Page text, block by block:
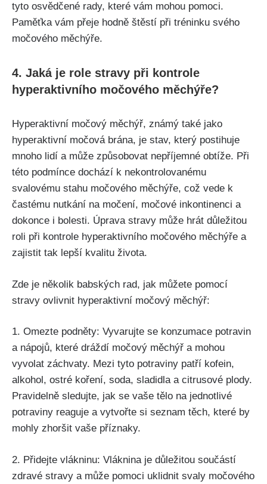
tyto osvědčené rady, které vám ‌mohou pomoci.⁤
Paměťka ⁢vám přeje hodně‌ štěstí při tréninku svého ​
močového měchýře.
4. Jaká je role​ stravy při kontrole
hyperaktivního močového ​měchýře?
Hyperaktivní močový měchýř, ‌známý také jako
hyperaktivní močová brána, je stav, který‍ postihuje
mnoho lidí a může způsobovat nepříjemné‌ obtíže. Při
této podmínce dochází k nekontrolovanému
svalovému‍ stahu⁣ močového měchýře, což vede k
⁢častému nutkání na močení, močové‍ inkontinenci⁤ a
dokonce i bolesti.‍ Úprava stravy může ⁣hrát důležitou
roli při kontrole hyperaktivního močového měchýře a
zajistit tak lepší kvalitu ‍života.
Zde ⁢je ⁤několik​ babských rad, jak můžete pomocí
stravy ovlivnit hyperaktivní‍ močový měchýř:
1. Omezte podněty: ⁢Vyvarujte‍ se ​konzumace potravin
a⁤ nápojů, které dráždí⁢ močový měchýř a ‌mohou​
vyvolat záchvaty. Mezi tyto potraviny ​patří kofein,
alkohol,‌ ostré koření, soda, sladidla a citrusové⁢ plody.
Pravidelně sledujte, jak se ​vaše tělo na jednotlivé
potraviny reaguje⁤ a vytvořte si seznam těch,⁢ které by
mohly ‌zhoršit vaše příznaky.
2.​ Přidejte vlákninu: ⁢Vláknina je důležitou součástí‌
zdravé⁤ stravy a ⁤může pomoci uklidnit ⁤svaly⁣ močového